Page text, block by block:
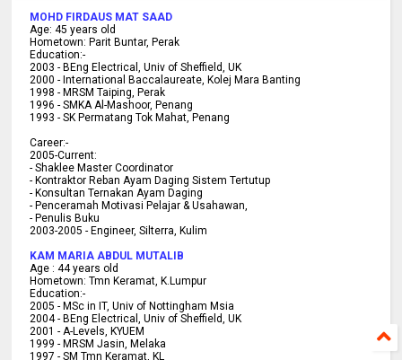
MOHD FIRDAUS MAT SAAD
Age: 45 years old
Hometown: Parit Buntar, Perak
Education:-
2003 - BEng Electrical, Univ of Sheffield, UK
2000 - International Baccalaureate, Kolej Mara Banting
1998 - MRSM Taiping, Perak
1996 - SMKA Al-Mashoor, Penang
1993 - SK Permatang Tok Mahat, Penang
Career:-
2005-Current:
- Shaklee Master Coordinator
- Kontraktor Reban Ayam Daging Sistem Tertutup
- Konsultan Ternakan Ayam Daging
- Penceramah Motivasi Pelajar & Usahawan,
- Penulis Buku
2003-2005 - Engineer, Silterra, Kulim
KAM MARIA ABDUL MUTALIB
Age : 44 years old
Hometown: Tmn Keramat, K.Lumpur
Education:-
2005 - MSc in IT, Univ of Nottingham Msia
2004 - BEng Electrical, Univ of Sheffield, UK
2001 -A-Levels, KYUEM
1999 - MRSM Jasin, Melaka
1997 -SM Tmn Keramat, KL